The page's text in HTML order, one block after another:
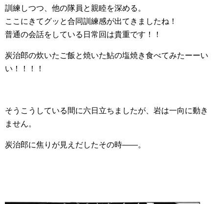
訓練しつつ、他の隊員と親睦を深める。
ここにきてグッと合同訓練感が出てきましたね！
普通の会話をしている日常回は貴重です！！
炭治郎の炊いたご飯と焼いた鮎の塩焼き食べてみたーーい
い！！！！
そうこうしている間に六日立ちましたが、岩は一向に動き
ません。
炭治郎に焦りが見えだしたその時――。